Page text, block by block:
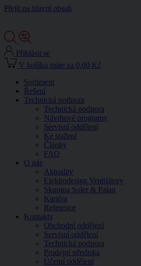
Přejít na hlavní obsah
Přihlásit se
V košíku máte za 0,00 Kč
Sortiment
Řešení
Technická podpora
Technická podpora
Návrhové programy
Servisní oddělení
Ke stažení
Články
FAQ
O nás
Aktuality
Elektrodesign Ventilátory
Skupina Soler & Palau
Kariéra
Reference
Kontakty
Obchodní oddělení
Servisní oddělení
Technická podpora
Prodejní střediska
Účetní oddělení